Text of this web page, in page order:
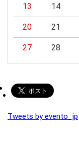
13 14
20 21
27 28
Tweets by evento_jp